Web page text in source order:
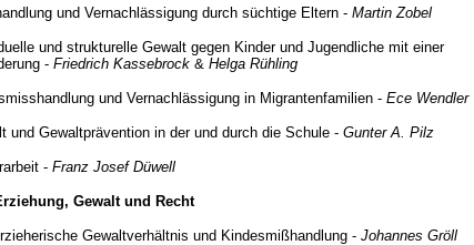
und Vernachlässigung durch süchtige Eltern - Martin Zobel
und strukturelle Gewalt gegen Kinder und Jugendliche mit einer
- Friedrich Kassebrock & Helga Rühling
und Vernachlässigung in Migrantenfamilien - Ece Wendler
und Gewaltprävention in der und durch die Schule - Gunter A. Pilz
- Franz Josef Düwell
Gewalt und Recht
Gewaltverhältnis und Kindesmißhandlung - Johannes Gröll